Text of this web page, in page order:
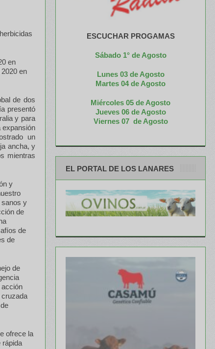
en
en
de dos
presentó
y para
expansión
un
ancha, y
mientras
y
sanos y
de
de
de
de
acción
cruzada
ofrece la
rápida
ESCUCHAR PROGAMAS
Sábado 1° de Agosto
Lunes 03 de Agosto
Martes 04 de Agosto
Miércoles 05 de Agosto
Jueves 06 de Agosto
Viernes 07 de Agosto
EL PORTAL DE LOS LANARES